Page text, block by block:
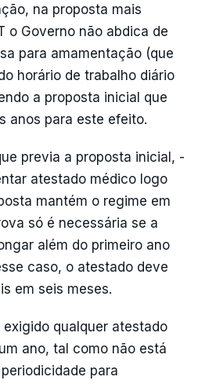
na proposta mais
o Governo não abdica de
para amamentação (que
horário de trabalho diário
a proposta inicial que
anos para este efeito.
previa a proposta inicial, -
atestado médico logo
mantém o regime em
só é necessária se a
além do primeiro ano
caso, o atestado deve
em seis meses.
qualquer atestado
ano, tal como não está
para